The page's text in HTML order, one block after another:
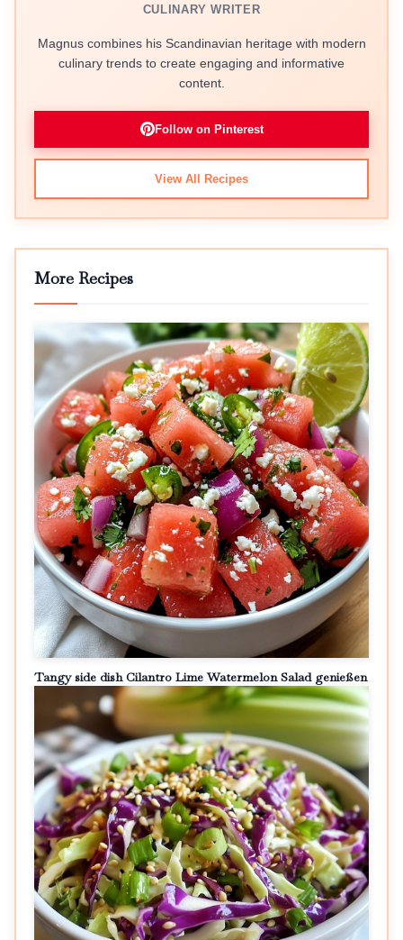
CULINARY WRITER
Magnus combines his Scandinavian heritage with modern
culinary trends to create engaging and informative
content.
Follow on Pinterest
View All Recipes
More Recipes
Tangy side dish Cilantro Lime Watermelon Salad genießen